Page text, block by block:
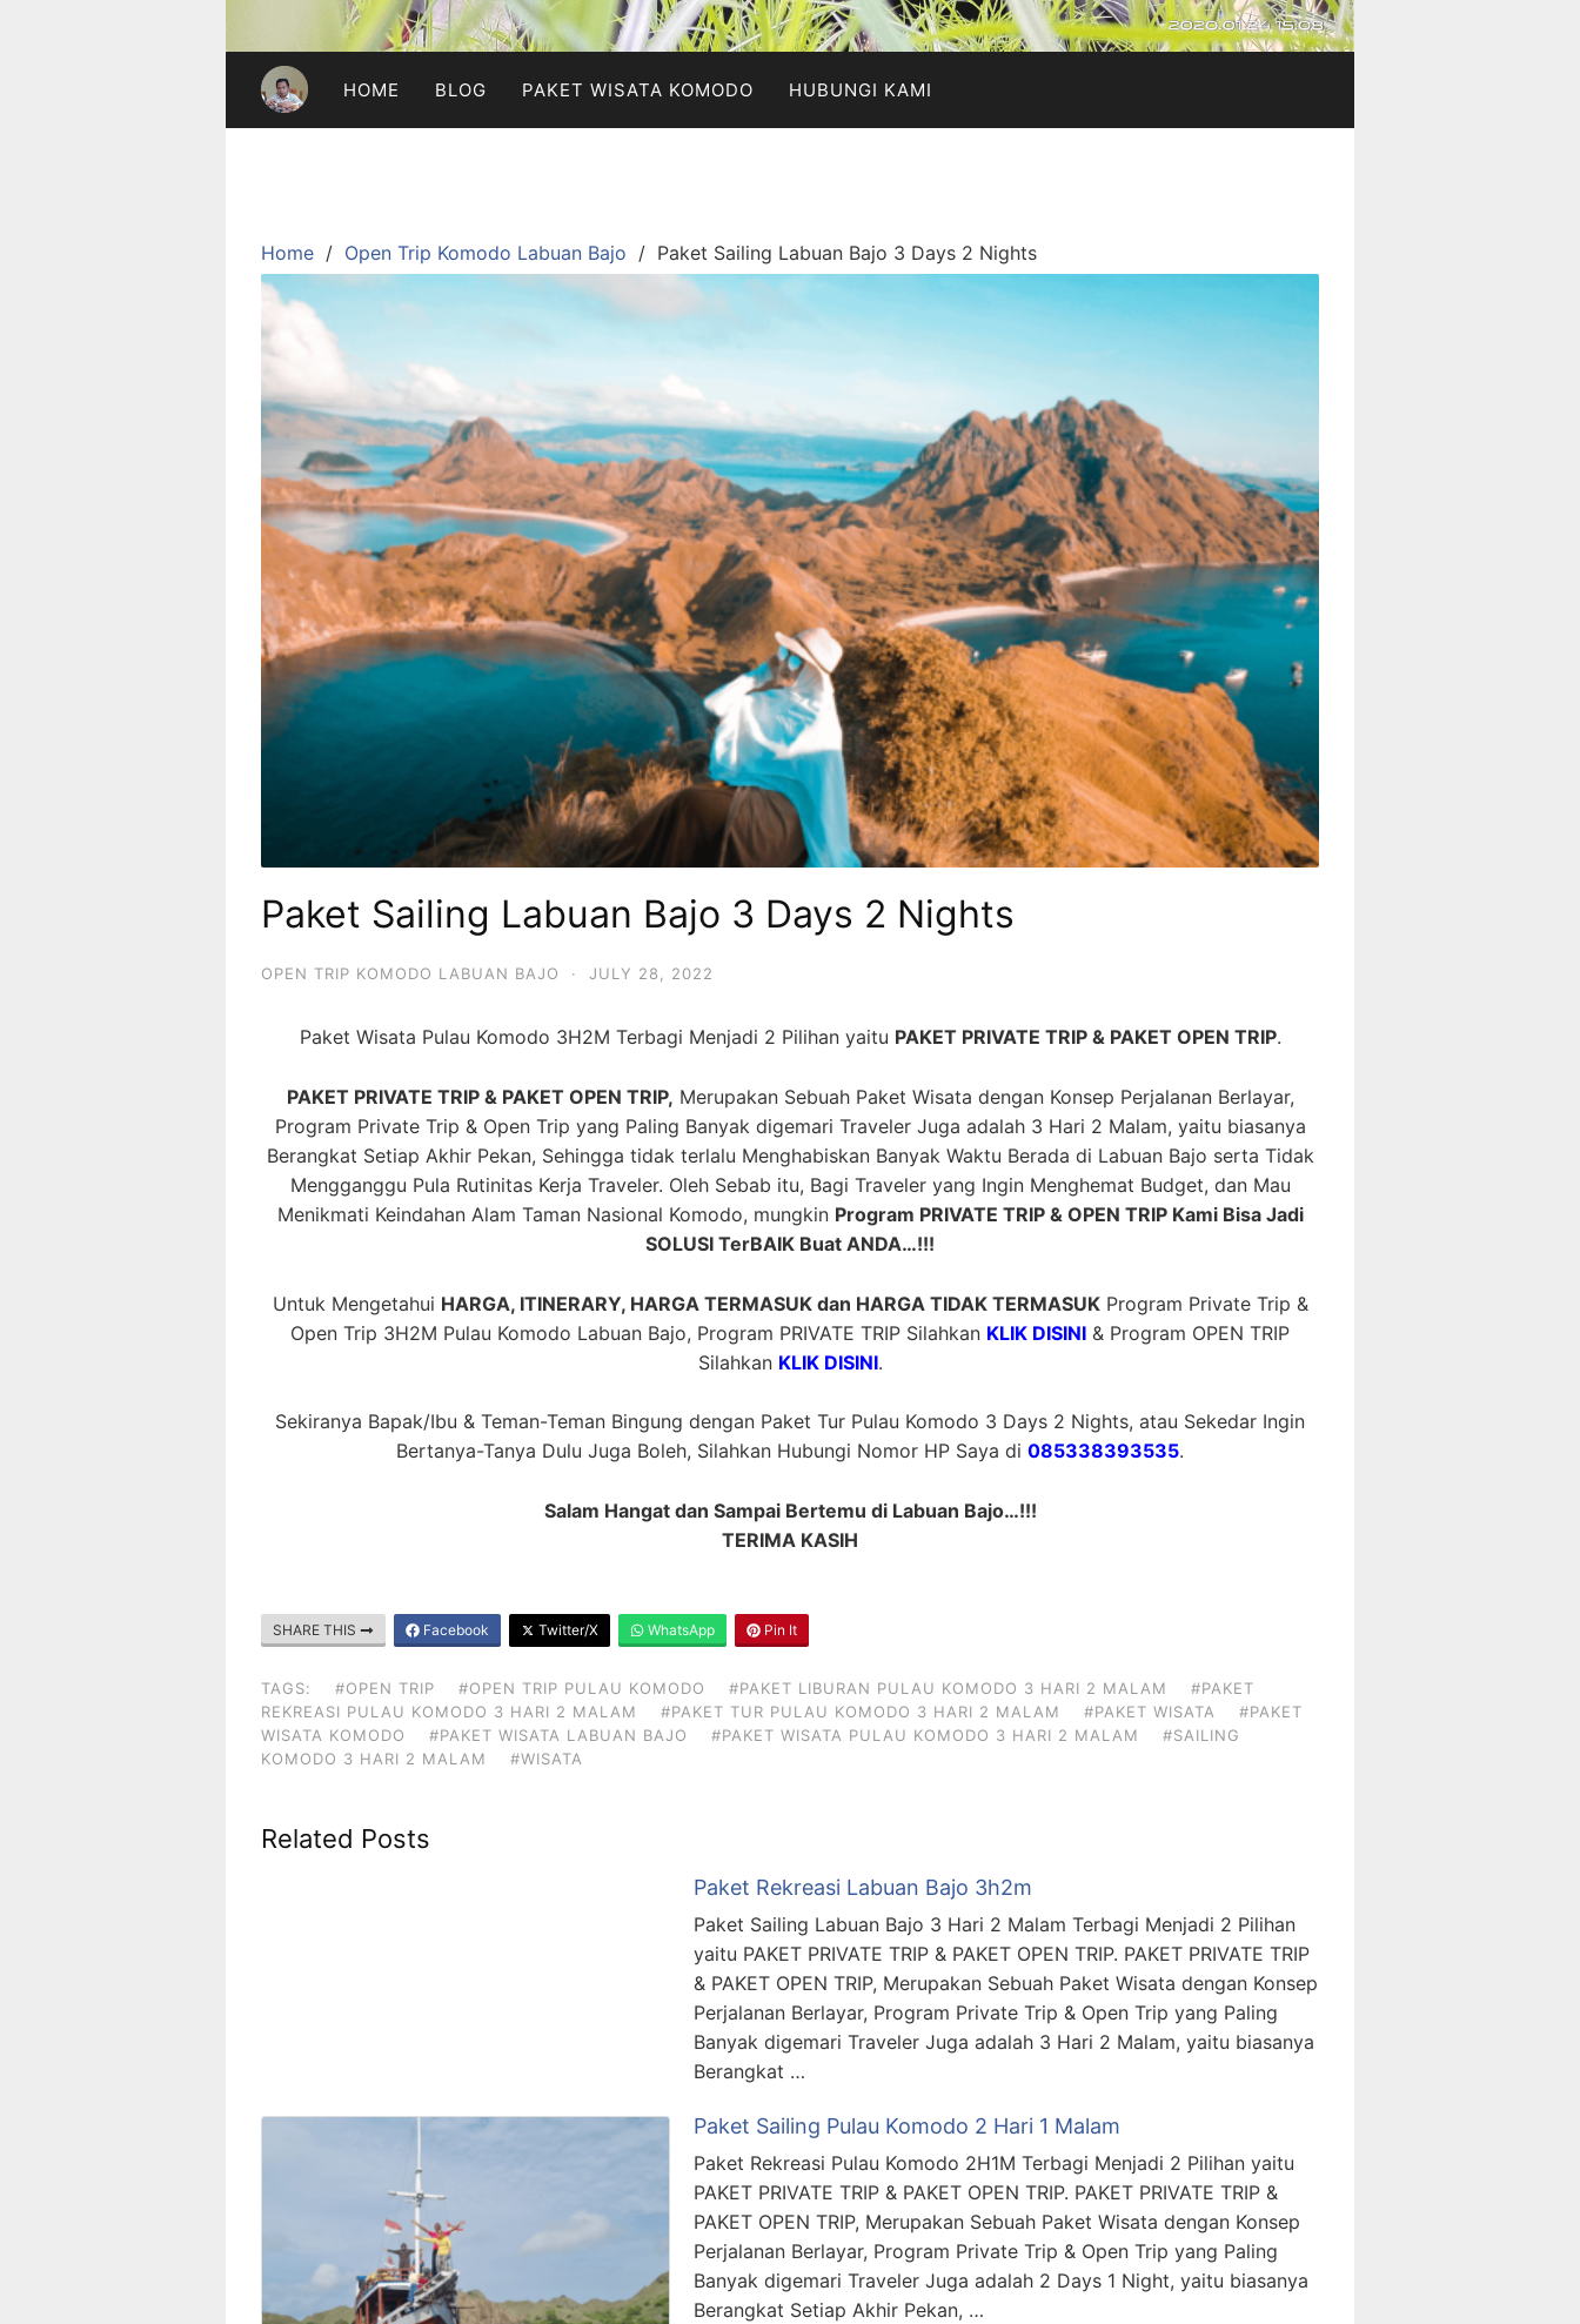
HOME BLOG PAKET WISATA KOMODO HUBUNGI KAMI
Home Open Trip Komodo Labuan Bajo Paket Sailing Labuan Bajo 3 Days 2 Nights
Paket Sailing Labuan Bajo 3 Days 2 Nights
OPEN TRIP KOMODO LABUAN BAJO · JULY 28, 2022
Paket Wisata Pulau Komodo 3H2M Terbagi Menjadi 2 Pilihan yaitu PAKET PRIVATE TRIP & PAKET OPEN TRIP.
PAKET PRIVATE TRIP & PAKET OPEN TRIP, Merupakan Sebuah Paket Wisata dengan Konsep Perjalanan Berlayar,
Program Private Trip & Open Trip yang Paling Banyak digemari Traveler Juga adalah 3 Hari 2 Malam, yaitu biasanya
Berangkat Setiap Akhir Pekan, Sehingga tidak terlalu Menghabiskan Banyak Waktu Berada di Labuan Bajo serta Tidak
Mengganggu Pula Rutinitas Kerja Traveler. Oleh Sebab itu, Bagi Traveler yang Ingin Menghemat Budget, dan Mau
Menikmati Keindahan Alam Taman Nasional Komodo, mungkin Program PRIVATE TRIP & OPEN TRIP Kami Bisa Jadi
SOLUSI TerBAIK Buat ANDA…!!!
Untuk Mengetahui HARGA, ITINERARY, HARGA TERMASUK dan HARGA TIDAK TERMASUKProgram Private Trip &
Open Trip 3H2M Pulau Komodo Labuan Bajo, Program PRIVATE TRIP Silahkan KLIK DISINI & Program OPEN TRIP
Silahkan KLIK DISINI.
Sekiranya Bapak/Ibu & Teman-Teman Bingung dengan Paket Tur Pulau Komodo 3 Days 2 Nights, atau Sekedar Ingin
Bertanya-Tanya Dulu Juga Boleh, Silahkan Hubungi Nomor HP Saya di 085338393535.
Salam Hangat dan Sampai Bertemu di Labuan Bajo…!!!
TERIMA KASIH
SHARE THIS Facebook Twitter/X WhatsApp Pin It
TAGS: #OPEN TRIP #OPEN TRIP PULAU KOMODO #PAKET LIBURAN PULAU KOMODO 3 HARI 2 MALAM
#PAKET
REKREASI PULAU KOMODO 3 HARI 2 MALAM
#PAKET TUR PULAU KOMODO 3 HARI 2 MALAM #PAKET WISATA
#PAKET
WISATA KOMODO
#PAKET WISATA LABUAN BAJO #PAKET WISATA PULAU KOMODO 3 HARI 2 MALAM
#SAILING
KOMODO 3 HARI 2 MALAM
#WISATA
Related Posts
Paket Rekreasi Labuan Bajo 3h2m
Paket Sailing Labuan Bajo 3 Hari 2 Malam Terbagi Menjadi 2 Pilihan
yaitu PAKET PRIVATE TRIP & PAKET OPEN TRIP. PAKET PRIVATE TRIP
& PAKET OPEN TRIP, Merupakan Sebuah Paket Wisata dengan Konsep
Perjalanan Berlayar, Program Private Trip & Open Trip yang Paling
Banyak digemari Traveler Juga adalah 3 Hari 2 Malam, yaitu biasanya
Berangkat …
Paket Sailing Pulau Komodo 2 Hari 1 Malam
Paket Rekreasi Pulau Komodo 2H1M Terbagi Menjadi 2 Pilihan yaitu
PAKET PRIVATE TRIP & PAKET OPEN TRIP. PAKET PRIVATE TRIP &
PAKET OPEN TRIP, Merupakan Sebuah Paket Wisata dengan Konsep
Perjalanan Berlayar, Program Private Trip & Open Trip yang Paling
Banyak digemari Traveler Juga adalah 2 Days 1 Night, yaitu biasanya
Berangkat Setiap Akhir Pekan, …